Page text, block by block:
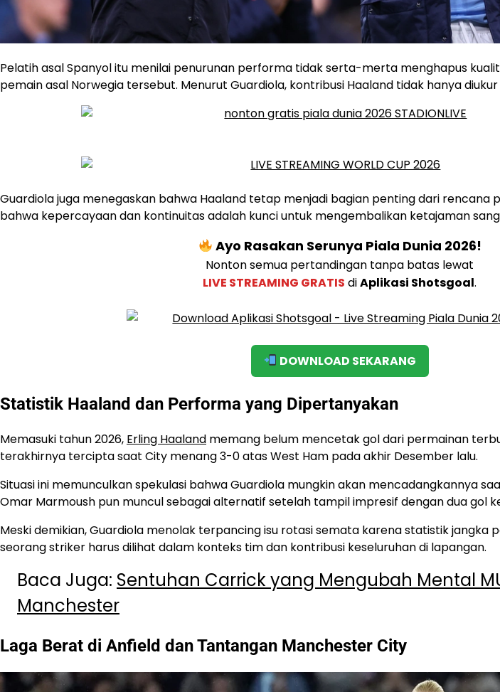
Pelatih asal Spanyol itu menilai penurunan performa tidak serta-merta menghapus
pemain asal Norwegia tersebut. Menurut Guardiola, kontribusi Haaland tidak hanya
Guardiola juga menegaskan bahwa Haaland tetap menjadi bagian penting dari rencana
bahwa kepercayaan dan kontinuitas adalah kunci untuk mengembalikan ketajaman
Ayo Rasakan Serunya Piala Dunia 2026!
Nonton semua pertandingan tanpa batas lewat
LIVE STREAMING GRATIS diAplikasi Shotsgoal.
DOWNLOAD SEKARANG
Statistik Haaland dan Performa yang Dipertanyakan
Memasuki tahun 2026, Erling Haaland memang belum mencetak gol dari permainan
terakhirnya tercipta saat City menang 3-0 atas West Ham pada akhir Desember lalu.
Situasi ini memunculkan spekulasi bahwa Guardiola mungkin akan mencadangkannya
Omar Marmoush pun muncul sebagai alternatif setelah tampil impresif dengan dua gol
Meski demikian, Guardiola menolak terpancing isu rotasi semata karena statistik jangka
seorang striker harus dilihat dalam konteks tim dan kontribusi keseluruhan di lapangan.
Baca Juga: Sentuhan Carrick yang Mengubah Mental
Manchester
Laga Berat di Anfield dan Tantangan Manchester City